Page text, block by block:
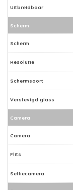
Uitbreidbaar
Scherm
Scherm
Resolutie
Schermsoort
Verstevigd glass
Camera
Camera
Flits
Selfiecamera